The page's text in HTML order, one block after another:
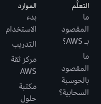
التعلُّم
ما
المقصود
بـ AWS؟
ما
المقصود
بالحوسبة
السحابية؟
الموارد
بدء
الاستخدام
التدريب
مركز ثقة
AWS
مكتبة
حلول